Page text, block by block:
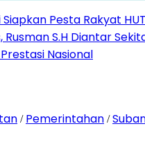
Pesta Rakyat
Rusman S.H Diantar
Nasional
/ Pemerintahan /